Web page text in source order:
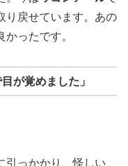
り戻せています。あの
ったです。
が覚めました」
引っかかり、怪しい